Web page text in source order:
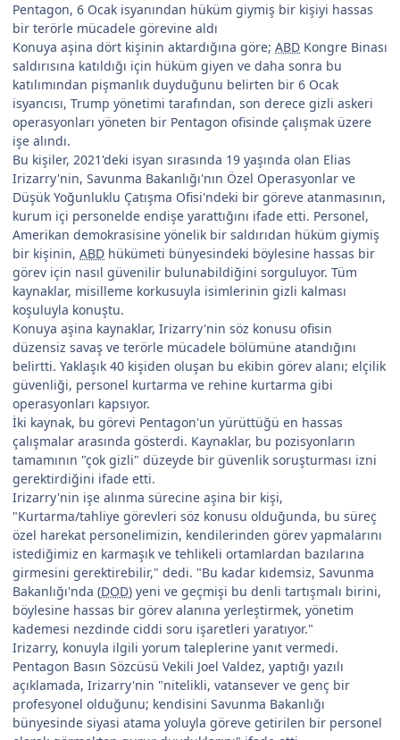
Pentagon, 6 Ocak isyanından hüküm giymiş bir kişiyi hassas
bir terörle mücadele görevine aldı
Konuya aşina dört kişinin aktardığına göre; ABD Kongre Binası
saldırısına katıldığı için hüküm giyen ve daha sonra bu
katılımından pişmanlık duyduğunu belirten bir 6 Ocak
isyancısı, Trump yönetimi tarafından, son derece gizli askeri
operasyonları yöneten bir Pentagon ofisinde çalışmak üzere
işe alındı.
Bu kişiler, 2021'deki isyan sırasında 19 yaşında olan Elias
Irizarry'nin, Savunma Bakanlığı'nın Özel Operasyonlar ve
Düşük Yoğunluklu Çatışma Ofisi'ndeki bir göreve atanmasının,
kurum içi personelde endişe yarattığını ifade etti. Personel,
Amerikan demokrasisine yönelik bir saldırıdan hüküm giymiş
bir kişinin, ABD hükümeti bünyesindeki böylesine hassas bir
görev için nasıl güvenilir bulunabildiğini sorguluyor. Tüm
kaynaklar, misilleme korkusuyla isimlerinin gizli kalması
koşuluyla konuştu.
Konuya aşina kaynaklar, Irizarry'nin söz konusu ofisin
düzensiz savaş ve terörle mücadele bölümüne atandığını
belirtti. Yaklaşık 40 kişiden oluşan bu ekibin görev alanı; elçilik
güvenliği, personel kurtarma ve rehine kurtarma gibi
operasyonları kapsıyor.
İki kaynak, bu görevi Pentagon'un yürüttüğü en hassas
çalışmalar arasında gösterdi. Kaynaklar, bu pozisyonların
tamamının "çok gizli" düzeyde bir güvenlik soruşturması izni
gerektirdiğini ifade etti.
Irizarry'nin işe alınma sürecine aşina bir kişi,
"Kurtarma/tahliye görevleri söz konusu olduğunda, bu süreç
özel harekat personelimizin, kendilerinden görev yapmalarını
istediğimiz en karmaşık ve tehlikeli ortamlardan bazılarına
girmesini gerektirebilir," dedi. "Bu kadar kıdemsiz, Savunma
Bakanlığı'nda (DOD) yeni ve geçmişi bu denli tartışmalı birini,
böylesine hassas bir görev alanına yerleştirmek, yönetim
kademesi nezdinde ciddi soru işaretleri yaratıyor."
Irizarry, konuyla ilgili yorum taleplerine yanıt vermedi.
Pentagon Basın Sözcüsü Vekili Joel Valdez, yaptığı yazılı
açıklamada, Irizarry'nin "nitelikli, vatansever ve genç bir
profesyonel olduğunu; kendisini Savunma Bakanlığı
bünyesinde siyasi atama yoluyla göreve getirilen bir personel